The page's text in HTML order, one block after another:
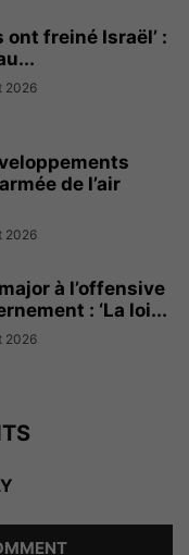
ont freiné Israël’ :
2026
de l’air
2026
à l’offensive
: ‘La loi...
2026